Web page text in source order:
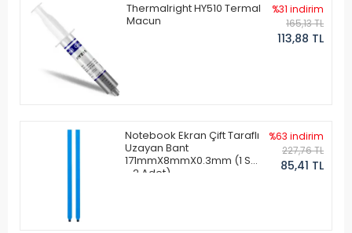
Thermalright HY510 Termal
Macun
%31 indirim
165,13 TL
113,88 TL
Notebook Ekran Çift Taraflı
Uzayan Bant
171mmX8mmX0.3mm (1 Set
- 2 Adet)
%63 indirim
227,76 TL
85,41 TL